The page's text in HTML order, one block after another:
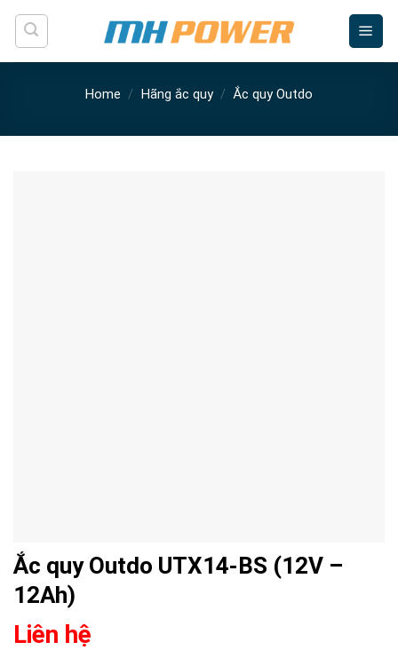
Skip
content
Home / Hãng ắc quy / Ắc quy Outdo
Ắc quy Outdo UTX14-BS (12V –
12Ah)
Liên hệ